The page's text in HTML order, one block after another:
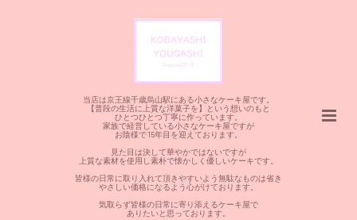
当店は京王線千歳烏山駅にある小さなケーキ屋です。
【普段の生活に上質な洋菓子を】という想いのもと
ひとつひとつ丁寧に作っています。
家族で経営している小さなケーキ屋ですが
お陰様で15年目を迎えております。
見た目は決して華やかではないですが
上質な素材を使用し素朴で懐かしく優しいケーキです。
皆様の日常に取り入れて頂きやすいよう無駄なものは省き
やさしい価格になるよう心がけております。
気取らず皆様の日常に寄り添えるケーキ屋で
ありたいと思っております。